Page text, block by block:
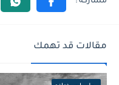
مقالات قد تهمك